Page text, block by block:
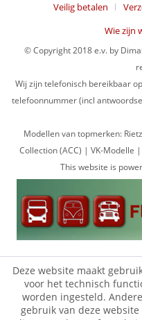
Veilig betalen
Wie zijn
© Copyright 2018 e.v. by
Wij zijn telefonisch bereikbaar
telefoonnummer (incl
Modellen van topmerken:
Collection (ACC) | VK-Modelle
This website is
Deze website maakt
voor het technisch
worden ingesteld.
gebruik van deze